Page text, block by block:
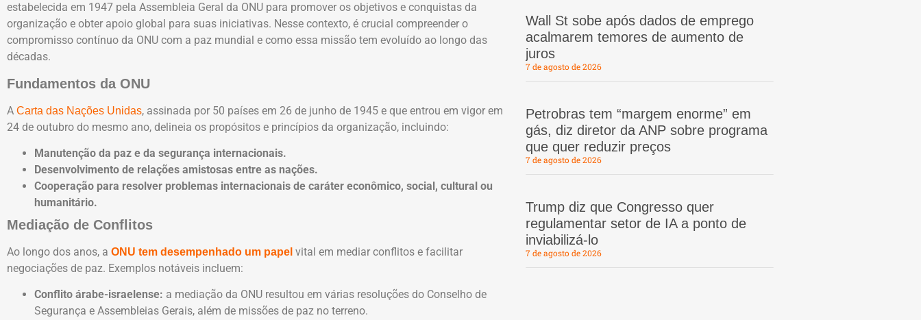
estabelecida em 1947 pela Assembleia Geral da ONU para promover os objetivos e conquistas da
organização e obter apoio global para suas iniciativas. Nesse contexto, é crucial compreender o
compromisso contínuo da ONU com a paz mundial e como essa missão tem evoluído ao longo das
décadas.
Fundamentos da ONU
A Carta das Nações Unidas, assinada por 50 países em 26 de junho de 1945 e que entrou em vigor em
24 de outubro do mesmo ano, delineia os propósitos e princípios da organização, incluindo:
Manutenção da paz e da segurança internacionais.
Desenvolvimento de relações amistosas entre as nações.
Cooperação para resolver problemas internacionais de caráter econômico, social, cultural ou
humanitário.
Mediação de Conflitos
Ao longo dos anos, a ONU tem desempenhado um papel vital em mediar conflitos e facilitar
negociações de paz. Exemplos notáveis incluem:
Conflito árabe-israelense: a mediação da ONU resultou em várias resoluções do Conselho de
Segurança e Assembleias Gerais, além de missões de paz no terreno.
Wall St sobe após dados de emprego
acalmarem temores de aumento de
juros
7 de agosto de 2026
Petrobras tem “margem enorme” em
gás, diz diretor da ANP sobre programa
que quer reduzir preços
7 de agosto de 2026
Trump diz que Congresso quer
regulamentar setor de IA a ponto de
inviabilizá-lo
7 de agosto de 2026